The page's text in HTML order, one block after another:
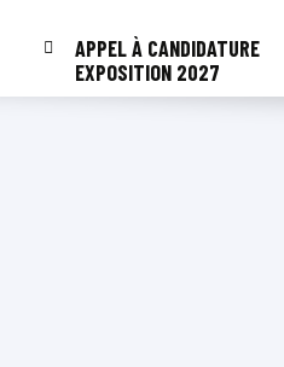
APPEL À CANDIDATURE
EXPOSITION 2027